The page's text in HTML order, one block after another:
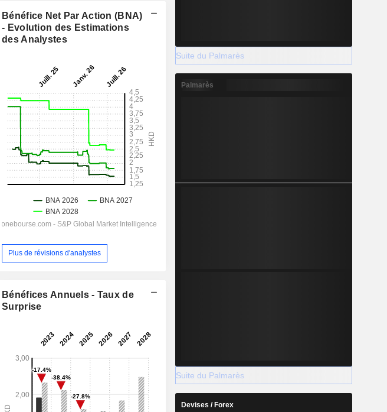
6.83x
1.5x
4.02x
0.74x
0.93x
6.63x
3,27x
Bénéfice Net Par Action (BNA)
- Evolution des Estimations
des Analystes
Plus de révisions d'analystes
Bénéfices Annuels - Taux de
Surprise
Suite du Palmarès
Palmarès
Suite du Palmarès
Devises / Forex